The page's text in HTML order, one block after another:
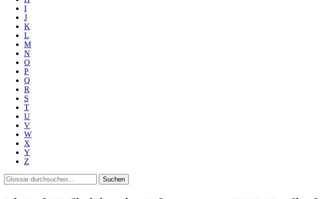
I
J
K
L
M
N
O
P
Q
R
S
T
U
V
W
X
Y
Z
Suchen